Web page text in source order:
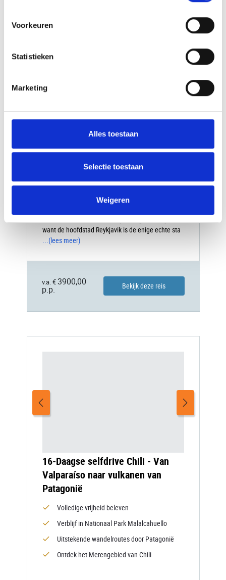
Voorkeuren
Statistieken
Marketing
Alles toestaan
Selectie toestaan
Weigeren
IJsland met de huurwagen
Ontdek de wonderen van de Golden Circle
Ontdek het schiereiland Snæfellsness
IJsland heeft alles voor een actieve
en een groot aanbod aan excursies. Op circa 3 uur
vliegen vanaf Amsterdam / Brussel bevind je je in
want de hoofdstad Reykjavik is de enige echte sta
...(lees meer)
v.a. € 3900,00
p.p.
Bekijk deze reis
16-Daagse selfdrive Chili - Van
Valparaíso naar vulkanen van
Patagonië
Volledige vrijheid beleven
Verblijf in Nationaal Park Malalcahuello
Uitstekende wandelroutes door Patagonië
Ontdek het Merengebied van Chili